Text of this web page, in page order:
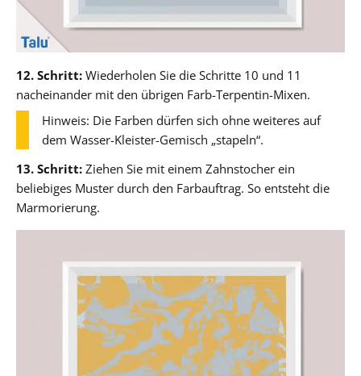
12. Schritt: Wiederholen Sie die Schritte 10 und 11
nacheinander mit den übrigen Farb-Terpentin-Mixen.
Hinweis: Die Farben dürfen sich ohne weiteres auf
dem Wasser-Kleister-Gemisch „stapeln“.
13. Schritt: Ziehen Sie mit einem Zahnstocher ein
beliebiges Muster durch den Farbauftrag. So entsteht die
Marmorierung.